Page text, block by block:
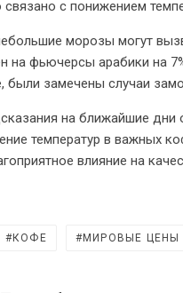
связано с понижением
морозы могут
на фьючерсы арабики на
были замечены случаи
на ближайшие
температур в важных
влияние на
КОФЕ МИРОВЫЕ ЦЕНЫ